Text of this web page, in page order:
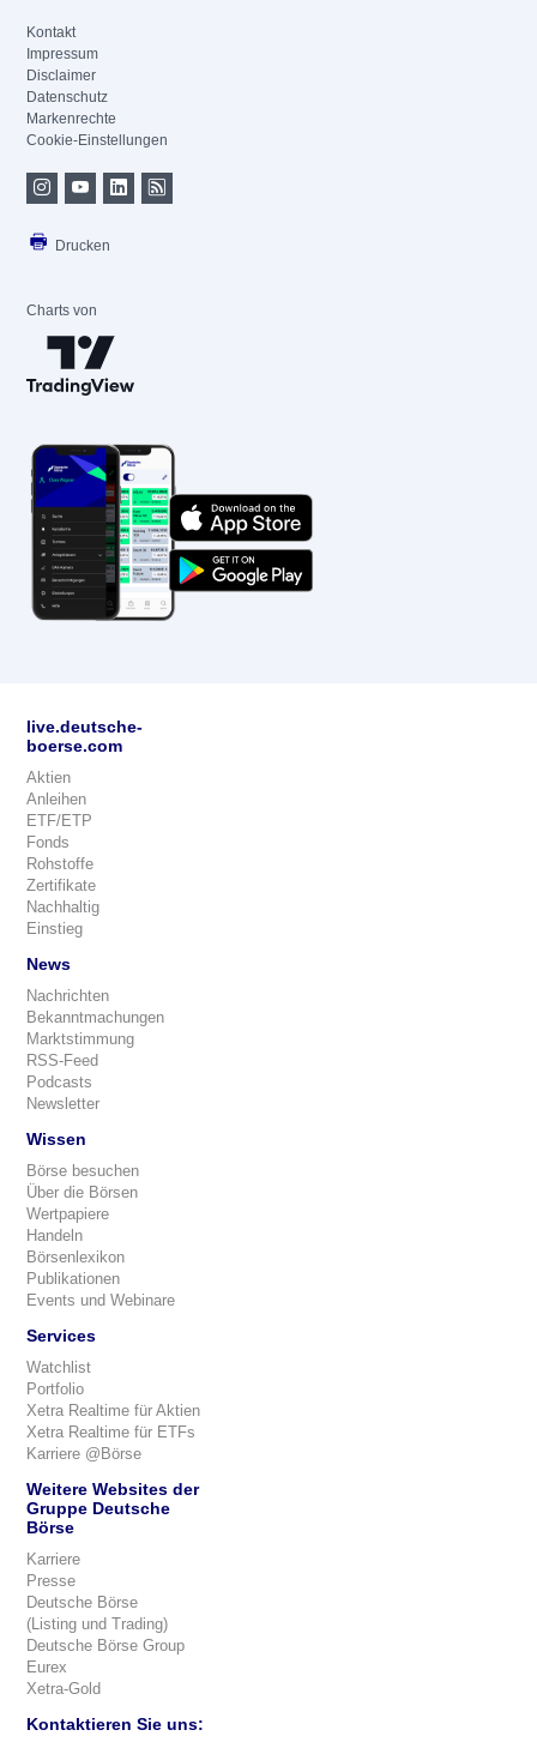
Kontakt
Impressum
Disclaimer
Datenschutz
Markenrechte
Cookie-Einstellungen
Drucken
Charts von
live.deutsche-
boerse.com
Aktien
Anleihen
ETF/ETP
Fonds
Rohstoffe
Zertifikate
Nachhaltig
Einstieg
News
Nachrichten
Bekanntmachungen
Marktstimmung
RSS-Feed
Podcasts
Newsletter
Wissen
Börse besuchen
Über die Börsen
Wertpapiere
Handeln
Börsenlexikon
Publikationen
Events und Webinare
Services
Watchlist
Portfolio
Xetra Realtime für Aktien
Xetra Realtime für ETFs
Karriere @Börse
Weitere Websites der
Gruppe Deutsche
Börse
Karriere
Presse
Deutsche Börse
(Listing und Trading)
Deutsche Börse Group
Eurex
Xetra-Gold
Kontaktieren Sie uns: